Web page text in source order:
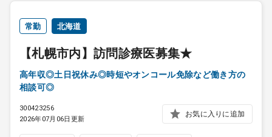
常勤 北海道
【札幌市内】訪問診療医募集★
高年収◎土日祝休み◎時短やオンコール免除など働き方の
相談可◎
300423256
2026年07月06日更新
お気に入りに追加